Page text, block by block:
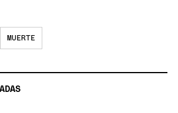
MUERTE